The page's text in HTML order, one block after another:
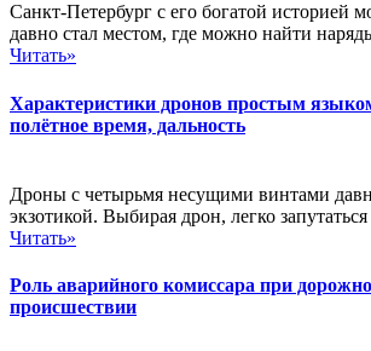
Санкт-Петербург с его богатой историей
давно стал местом, где можно найти
Читать»
Характеристики дронов простым
полётное время, дальность
Дроны с четырьмя несущими винтами
экзотикой. Выбирая дрон, легко
Читать»
Роль аварийного комиссара при
происшествии